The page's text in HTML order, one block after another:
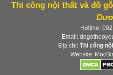
Thi công nội thất và đồ
Hotline:
Email:
Địa chỉ: Thi công
Website: